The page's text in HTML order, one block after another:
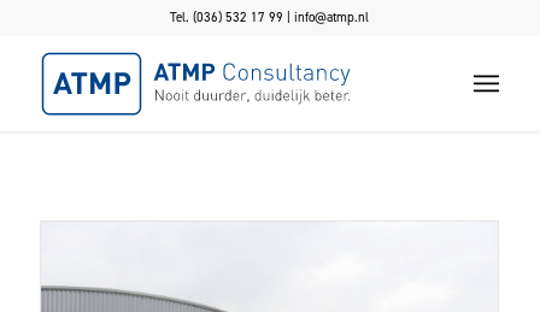
Tel. (036) 532 17 99 |info@atmp.nl